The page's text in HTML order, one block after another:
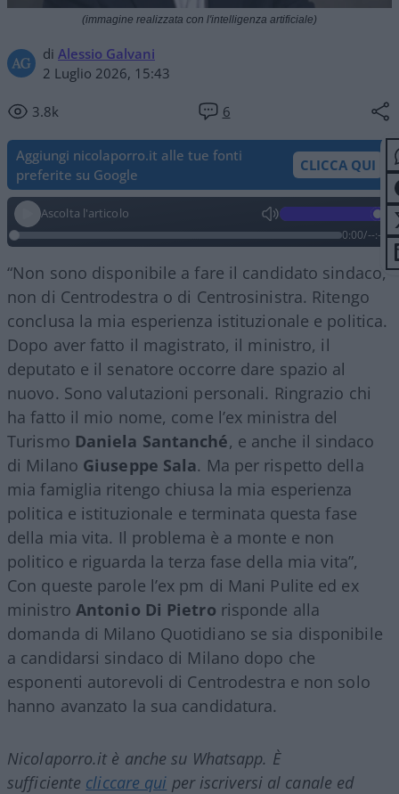
di Alessio Galvani
2 Luglio 2026, 15:43
3.8k 6
(immagine realizzata con l'intelligenza artificiale)
Aggiungi nicolaporro.it alle tue fonti
preferite su Google
CLICCA QUI
Ascolta l'articolo
0:00/--:--
“Non sono disponibile a fare il candidato sindaco,
non di Centrodestra o di Centrosinistra. Ritengo
conclusa la mia esperienza istituzionale e politica.
Dopo aver fatto il magistrato, il ministro, il
deputato e il senatore occorre dare spazio al
nuovo. Sono valutazioni personali. Ringrazio chi
ha fatto il mio nome, come l’ex ministra del
Turismo Daniela Santanché, e anche il sindaco
di Milano Giuseppe Sala. Ma per rispetto della
mia famiglia ritengo chiusa la mia esperienza
politica e istituzionale e terminata questa fase
della mia vita. Il problema è a monte e non
politico e riguarda la terza fase della mia vita”,
Con queste parole l’ex pm di Mani Pulite ed ex
ministro Antonio Di Pietro risponde alla
domanda di Milano Quotidiano se sia disponibile
a candidarsi sindaco di Milano dopo che
esponenti autorevoli di Centrodestra e non solo
hanno avanzato la sua candidatura.
Nicolaporro.it è anche su Whatsapp. È
sufficiente cliccare qui per iscriversi al canale ed